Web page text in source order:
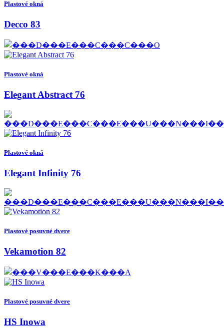
Plastové okná
Decco 83
Plastové okná
Elegant Abstract 76
Plastové okná
Elegant Infinity 76
Plastové posuvné dvere
Vekamotion 82
Plastové posuvné dvere
HS Inowa